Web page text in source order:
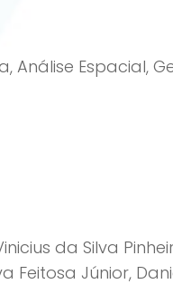
Análise Espacial,
da Silva
Feitosa Júnior,